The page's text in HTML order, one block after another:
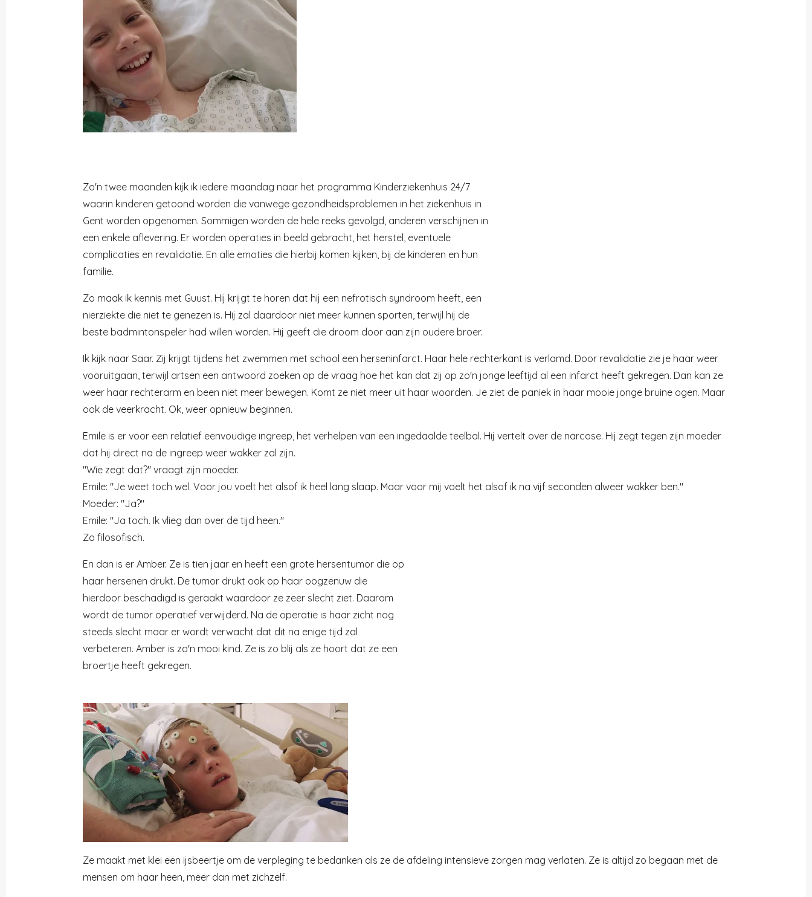
Zo'n twee maanden kijk ik iedere maandag naar het programma Kinderziekenhuis 24/7
waarin kinderen getoond worden die vanwege gezondheidsproblemen in het ziekenhuis in
Gent worden opgenomen. Sommigen worden de hele reeks gevolgd, anderen verschijnen in
een enkele aflevering. Er worden operaties in beeld gebracht, het herstel, eventuele
complicaties en revalidatie. En alle emoties die hierbij komen kijken, bij de kinderen en hun
familie.
Zo maak ik kennis met Guust. Hij krijgt te horen dat hij een nefrotisch syndroom heeft, een
nierziekte die niet te genezen is. Hij zal daardoor niet meer kunnen sporten, terwijl hij de
beste badmintonspeler had willen worden. Hij geeft die droom door aan zijn oudere broer.
Ik kijk naar Saar. Zij krijgt tijdens het zwemmen met school een herseninfarct. Haar hele rechterkant is verlamd. Door revalidatie zie je haar weer
vooruitgaan, terwijl artsen een antwoord zoeken op de vraag hoe het kan dat zij op zo'n jonge leeftijd al een infarct heeft gekregen. Dan kan ze
weer haar rechterarm en been niet meer bewegen. Komt ze niet meer uit haar woorden. Je ziet de paniek in haar mooie jonge bruine ogen. Maar
ook de veerkracht. Ok, weer opnieuw beginnen.
Emile is er voor een relatief eenvoudige ingreep, het verhelpen van een ingedaalde teelbal. Hij vertelt over de narcose. Hij zegt tegen zijn moeder
dat hij direct na de ingreep weer wakker zal zijn.
"Wie zegt dat?" vraagt zijn moeder.
Emile: "Je weet toch wel. Voor jou voelt het alsof ik heel lang slaap. Maar voor mij voelt het alsof ik na vijf seconden alweer wakker ben."
Moeder: "Ja?"
Emile: "Ja toch. Ik vlieg dan over de tijd heen."
Zo filosofisch.
En dan is er Amber. Ze is tien jaar en heeft een grote hersentumor die op
haar hersenen drukt. De tumor drukt ook op haar oogzenuw die
hierdoor beschadigd is geraakt waardoor ze zeer slecht ziet. Daarom
wordt de tumor operatief verwijderd. Na de operatie is haar zicht nog
steeds slecht maar er wordt verwacht dat dit na enige tijd zal
verbeteren. Amber is zo'n mooi kind. Ze is zo blij als ze hoort dat ze een
broertje heeft gekregen.
Ze maakt met klei een ijsbeertje om de verpleging te bedanken als ze de afdeling intensieve zorgen mag verlaten. Ze is altijd zo begaan met de
mensen om haar heen, meer dan met zichzelf.